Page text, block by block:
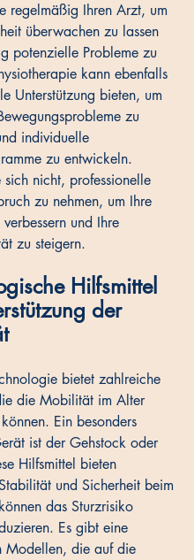
regelmäßig Ihren Arzt, um
überwachen zu lassen
potenzielle Probleme zu
kann ebenfalls
Unterstützung bieten, um
zu
individuelle
zu entwickeln.
sich nicht, professionelle
zu nehmen, um Ihre
und Ihre
zu steigern.
Hilfsmittel
der
bietet zahlreiche
die Mobilität im Alter
Ein besonders
ist der Gehstock oder
Hilfsmittel bieten
und Sicherheit beim
das Sturzrisiko
Es gibt eine
Modellen, die auf die